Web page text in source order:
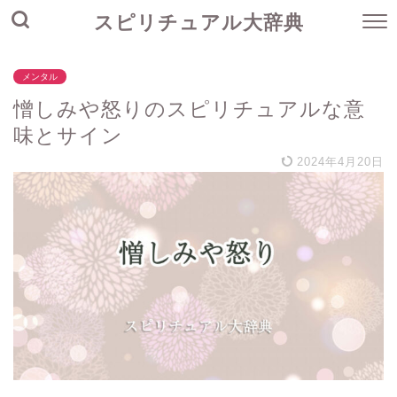
スピリチュアル大辞典
メンタル
憎しみや怒りのスピリチュアルな意
味とサイン
2024年4月20日